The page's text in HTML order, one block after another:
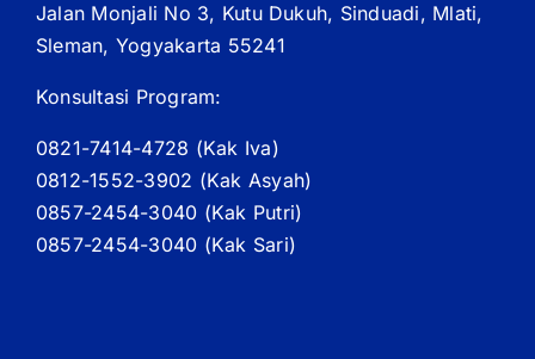
Jalan Monjali No 3, Kutu Dukuh, Sinduadi, Mlati,
Sleman, Yogyakarta 55241
Konsultasi Program:
0821-7414-4728 (Kak Iva)
0812-1552-3902 (Kak Asyah)
0857-2454-3040 (Kak Putri)
0857-2454-3040 (Kak Sari)